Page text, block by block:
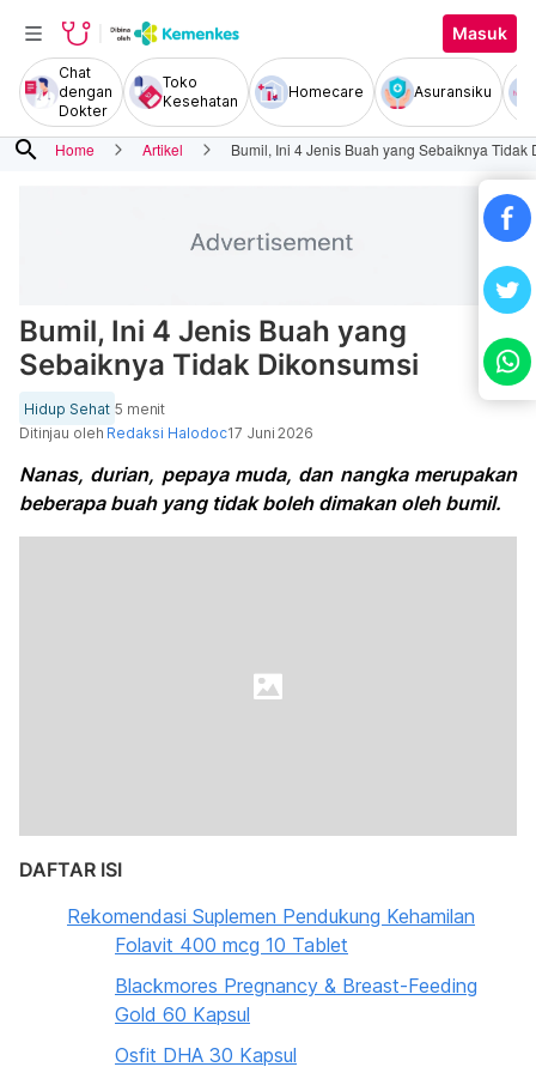
Masuk
Chat
dengan
Dokter
Toko
Kesehatan
Homecare Asuransiku
search Home Artikel Bumil, Ini 4 Jenis Buah yang Sebaiknya Tidak
Bumil, Ini 4 Jenis Buah yang
Sebaiknya Tidak Dikonsumsi
Hidup Sehat 5 menit
Ditinjau oleh Redaksi Halodoc17 Juni 2026
Nanas, durian, pepaya muda, dan nangka merupakan
beberapa buah yang tidak boleh dimakan oleh bumil.
DAFTAR ISI
Rekomendasi Suplemen Pendukung Kehamilan
Folavit 400 mcg 10 Tablet
Blackmores Pregnancy & Breast-Feeding
Gold 60 Kapsul
Osfit DHA 30 Kapsul